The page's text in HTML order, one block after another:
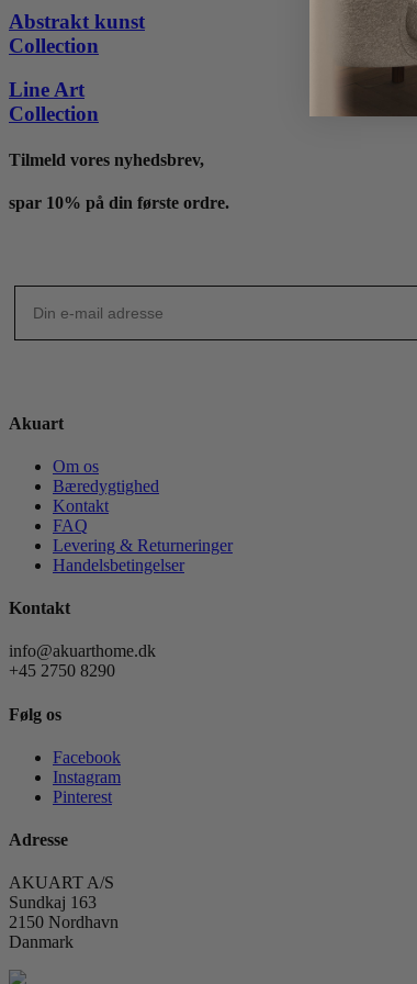
Abstrakt kunst
Collection
Line Art
Collection
Tilmeld vores nyhedsbrev,
spar 10% på din første ordre.
Akuart
Om os
Bæredygtighed
Kontakt
FAQ
Levering & Returneringer
Handelsbetingelser
Kontakt
info@akuarthome.dk
+45 2750 8290
Følg os
Facebook
Instagram
Pinterest
Adresse
AKUART A/S
Sundkaj 163
2150 Nordhavn
Danmark